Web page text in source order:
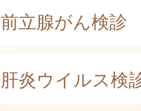
前立腺がん検診
肝炎ウイルス検